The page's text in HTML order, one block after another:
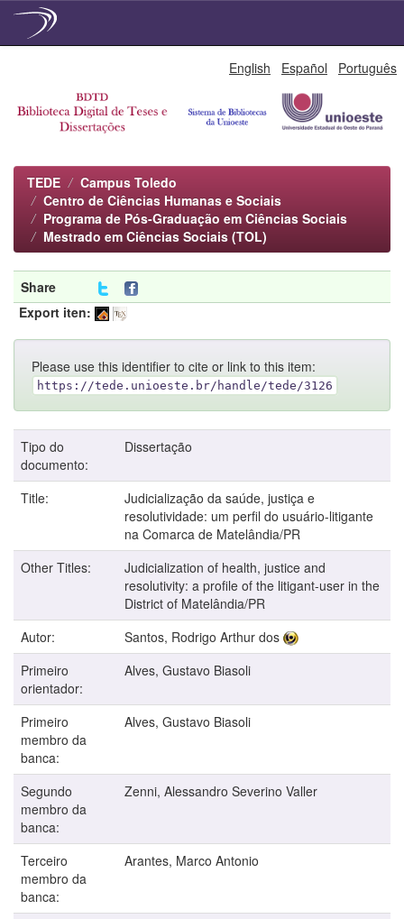
English Español Português
TEDE
Campus Toledo
Centro de Ciências Humanas e Sociais
Programa de Pós-Graduação em Ciências Sociais
Mestrado em Ciências Sociais (TOL)
Share
Export iten:
Please use this identifier to cite or link to this item:
https://tede.unioeste.br/handle/tede/3126
Tipo do
documento:
Dissertação
Title:
Judicialização da saúde, justiça e
resolutividade: um perfil do usuário-litigante
na Comarca de Matelândia/PR
Other Titles:
Judicialization of health, justice and
resolutivity: a profile of the litigant-user in the
District of Matelândia/PR
Autor:
Santos, Rodrigo Arthur dos
Primeiro
orientador:
Alves, Gustavo Biasoli
Primeiro
membro da
banca:
Alves, Gustavo Biasoli
Segundo
membro da
banca:
Zenni, Alessandro Severino Valler
Terceiro
membro da
banca:
Arantes, Marco Antonio